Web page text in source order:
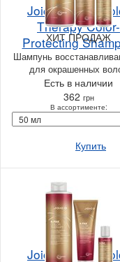
ХИТ ПРОДАЖ
Joico K-PAK
Therapy Color-
Protecting
Шампунь
для окрашенных
Есть в наличии
362 грн
В ассортименте:
Купить
Joico K-PAK